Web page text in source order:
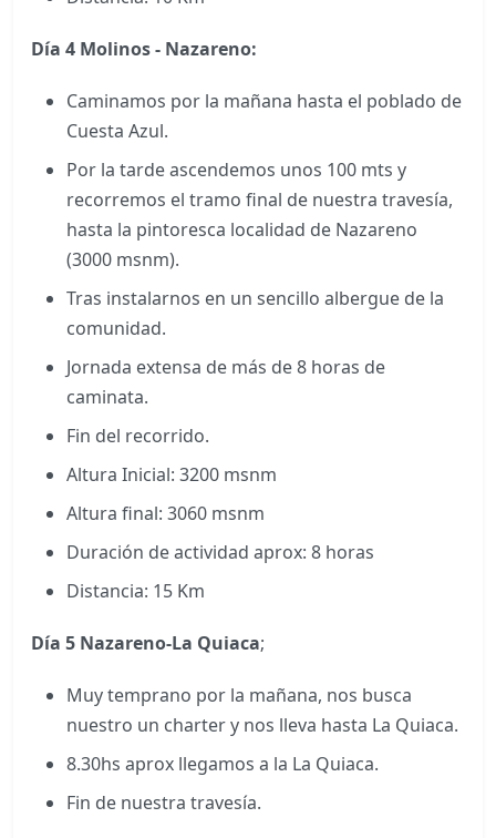
Día 4 Molinos - Nazareno:
Caminamos por la mañana hasta el poblado de
Cuesta Azul.
Por la tarde ascendemos unos 100 mts y
recorremos el tramo final de nuestra travesía,
hasta la pintoresca localidad de Nazareno
(3000 msnm).
Tras instalarnos en un sencillo albergue de la
comunidad.
Jornada extensa de más de 8 horas de
caminata.
Fin del recorrido.
Altura Inicial: 3200 msnm
Altura final: 3060 msnm
Duración de actividad aprox: 8 horas
Distancia: 15 Km
Día 5 Nazareno-La Quiaca;
Muy temprano por la mañana, nos busca
nuestro un charter y nos lleva hasta La Quiaca.
8.30hs aprox llegamos a la La Quiaca.
Fin de nuestra travesía.